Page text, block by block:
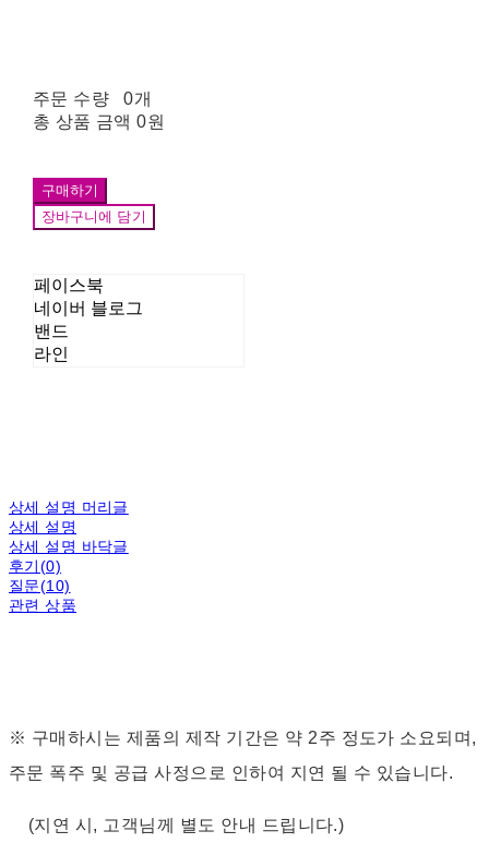
주문 수량
0개
총 상품 금액 0원
구매하기
장바구니에 담기
페이스북
네이버 블로그
밴드
라인
상세 설명 머리글
상세 설명
상세 설명 바닥글
후기(0)
질문(10)
관련 상품
※ 구매하시는 제품의 제작 기간은 약 2주 정도가 소요되며,
주문 폭주 및 공급 사정으로 인하여 지연 될 수 있습니다.
(지연 시, 고객님께 별도 안내 드립니다.)